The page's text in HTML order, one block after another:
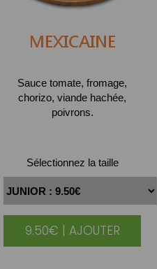
MEXICAINE
Sauce tomate, fromage,
chorizo, viande hachée,
poivrons.
Sélectionnez la taille
|
9.50€ | AJOUTER